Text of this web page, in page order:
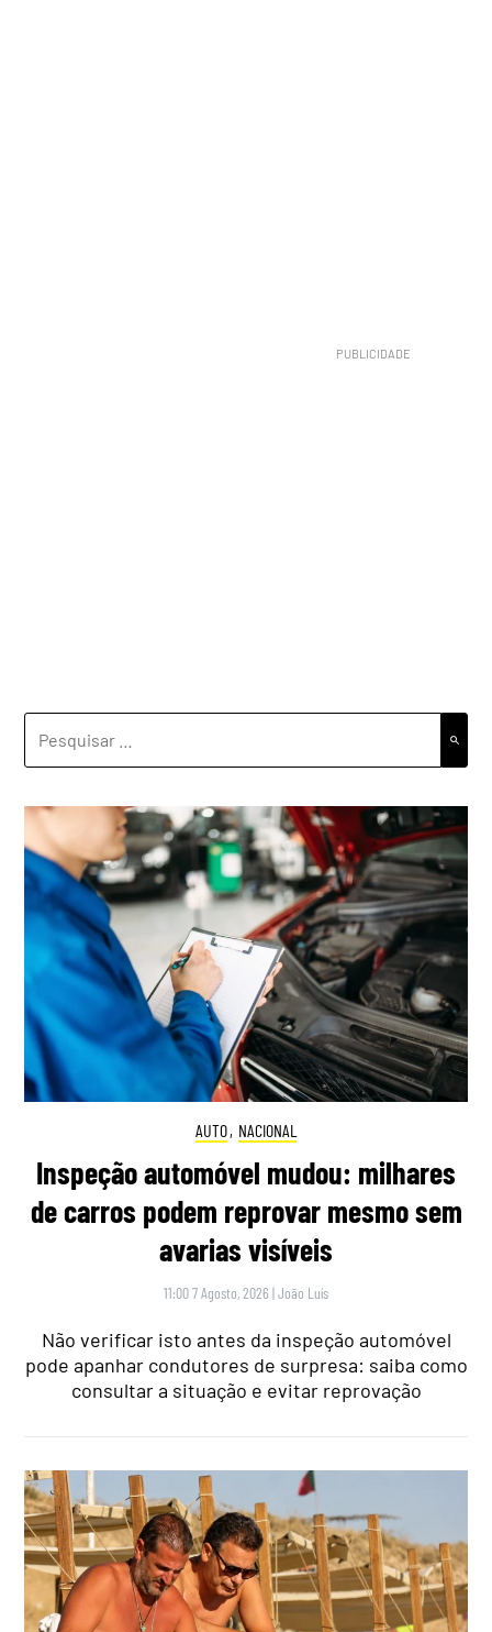
POR:
AUTO, NACIONAL
Inspeção automóvel mudou: milhares
de carros podem reprovar mesmo sem
avarias visíveis
11:00 7 Agosto, 2026 |João Luís
Não verificar isto antes da inspeção automóvel
pode apanhar condutores de surpresa: saiba como
consultar a situação e evitar reprovação